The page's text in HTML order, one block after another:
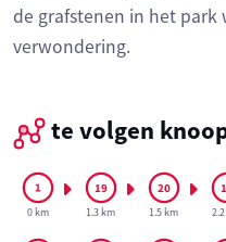
de grafstenen in het
verwondering.
te volgen
0 km 1.3 km 1.5 km